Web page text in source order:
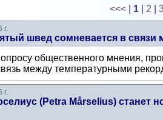
<<<
1 2
г.
швед сомневается в связи
общественного мнения,
между температурными
г.
(Petra Mårselius)